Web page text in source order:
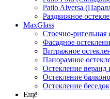
Patio Alversa
Раздвижное
MaxGlass
Стоечно-ригельная
Фасадное
Витражное
Панорамное
Остекление веранд
Остекление
Остекление беседок
Ещё